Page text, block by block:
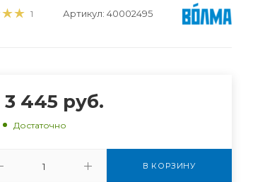
1 Артикул: 40002495
3 445 руб.
Достаточно
В КОРЗИНУ